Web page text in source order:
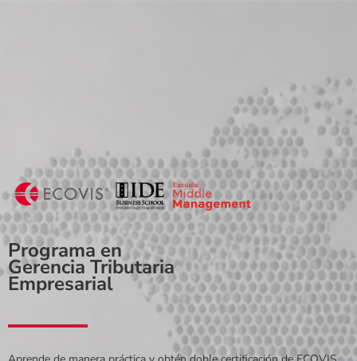
Programa en
Gerencia Tributaria
Empresarial